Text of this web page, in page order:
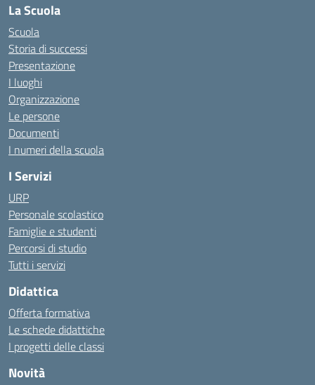
La Scuola
Scuola
Storia di successi
Presentazione
I luoghi
Organizzazione
Le persone
Documenti
I numeri della scuola
I Servizi
URP
Personale scolastico
Famiglie e studenti
Percorsi di studio
Tutti i servizi
Didattica
Offerta formativa
Le schede didattiche
I progetti delle classi
Novità